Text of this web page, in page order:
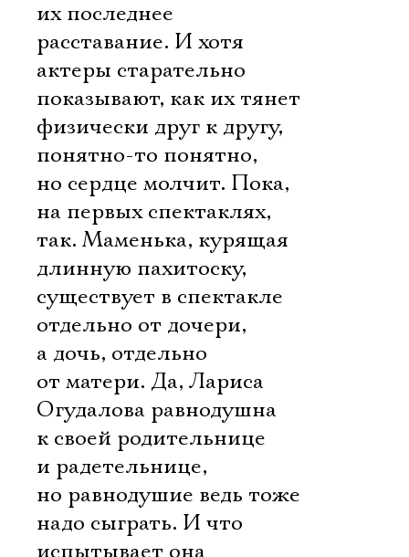
их последнее
расставание. И хотя
актеры старательно
показывают, как их тянет
физически друг к другу, 
понятно-то понятно,
но сердце молчит. Пока,
на первых спектаклях, 
так. Маменька, курящая
длинную пахитоску,
существует в спектакле
отдельно от дочери,
а дочь, отдельно
от матери. Да, Лариса
Огудалова равнодушна
к своей родительнице
и радетельнице,
но равнодушие ведь тоже
надо сыграть. И что
испытывает она